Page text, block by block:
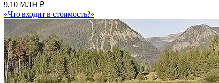
9,10 МЛН ₽
«Что входит в стоимость?»